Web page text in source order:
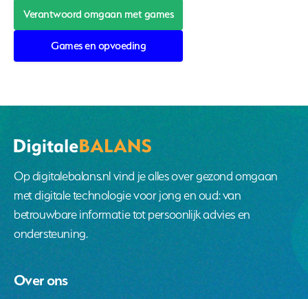
Verantwoord omgaan met games
Games en opvoeding
Op digitalebalans.nl vind je alles over gezond omgaan
met digitale technologie voor jong en oud: van
betrouwbare informatie tot persoonlijk advies en
ondersteuning.
Over ons